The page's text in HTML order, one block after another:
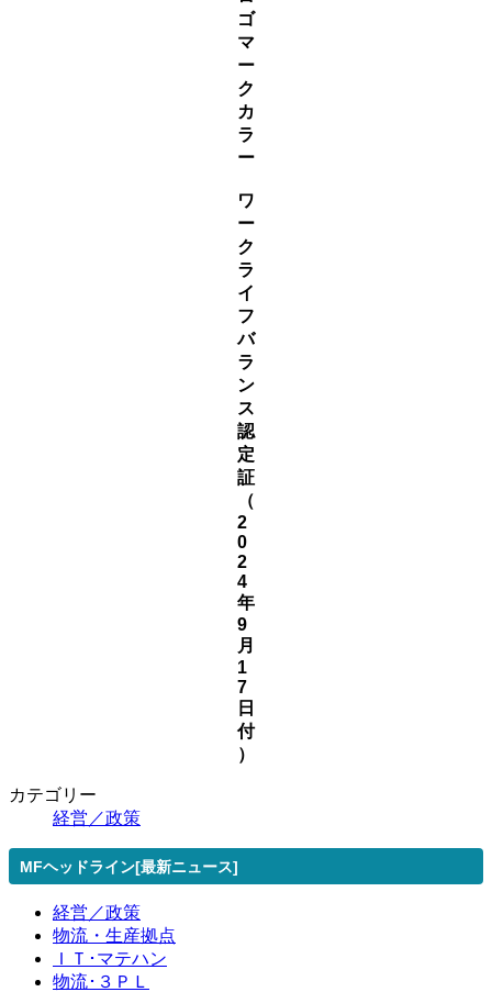
ゴ
マ
ー
ク
カ
ラ
ー
ワ
ー
ク
ラ
イ
フ
バ
ラ
ン
ス
認
定
証
（
2
0
2
4
年
9
月
1
7
日
付
）
カテゴリー
経営／政策
MFヘッドライン[最新ニュース]
経営／政策
物流・生産拠点
ＩＴ･マテハン
物流･３ＰＬ